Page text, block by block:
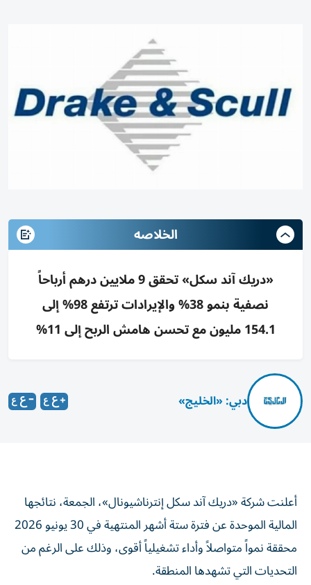
الخلاصه
«دريك آند سكل» تحقق 9 ملايين درهم أرباحاً
نصفية بنمو 38% والإيرادات ترتفع 98% إلى
154.1 مليون مع تحسن هامش الربح إلى 11%
دبي: «الخليج»
أعلنت شركة «دريك آند سكل إنترناشيونال»، الجمعة، نتائجها
المالية الموحدة عن فترة ستة أشهر المنتهية في 30 يونيو 2026
محققة نمواً متواصلاً وأداء تشغيلياً أقوى، وذلك على الرغم من
التحديات التي تشهدها المنطقة.